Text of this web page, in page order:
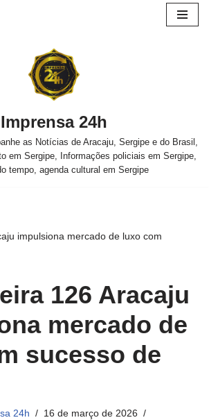
Imprensa 24h
as Notícias de Aracaju, Sergipe e do Brasil,
em Sergipe, Informações policiais em Sergipe,
tempo, agenda cultural em Sergipe
impulsiona mercado de luxo com
126 Aracaju
mercado de
sucesso de
24h
16 de março de 2026